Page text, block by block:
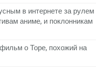
в интернете за рулем
аниме, и поклонникам
о Торе, похожий на